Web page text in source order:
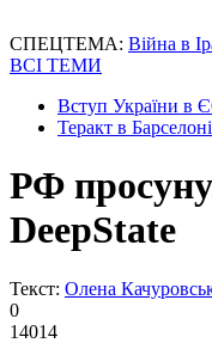
СПЕЦТЕМА: Війна в
ВСІ ТЕМИ
Вступ України в
Теракт в Барселоні
РФ
DeepState
Текст: Олена
0
14014